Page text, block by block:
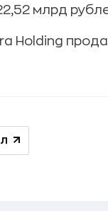
млрд
Holding